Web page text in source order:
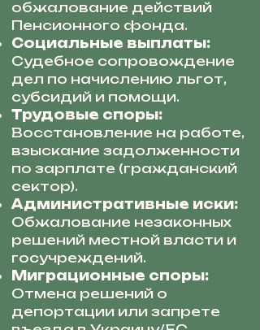
обжалование действий
Пенсионного фонда.
Социальные выплаты:
Судебное сопровождение
дел по начислению льгот,
субсидий и помощи.
Трудовые споры:
Восстановление на работе,
взыскание задолженности
по зарплате (гражданский
сектор).
Административные иски:
Обжалование незаконных
решений местной власти и
госучреждений.
Миграционные споры:
Отмена решений о
депортации или запрете